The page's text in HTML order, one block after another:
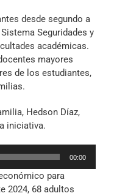
desde segundo a
Seguridades y
académicas.
mayores
de los estudiantes,
Hedson Díaz,
iniciativa.
00:00
para
2024, 68 adultos